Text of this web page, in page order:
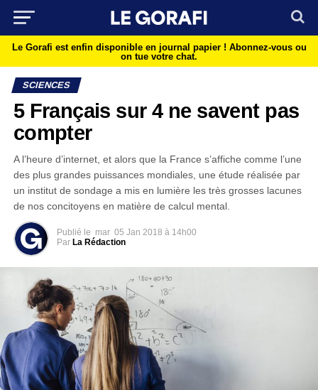
Le Gorafi est enfin disponible en journal papier ! Abonnez-vous ou
on tue votre chat.
SCIENCES
5 Français sur 4 ne savent pas
compter
A l’heure d’internet, et alors que la France s’affiche comme l’une
des plus grandes puissances mondiales, une étude réalisée par
un institut de sondage a mis en lumière les très grosses lacunes
de nos concitoyens en matière de calcul mental.
Publié le mar 05 Jan 2018 à 14h00
Par La Rédaction